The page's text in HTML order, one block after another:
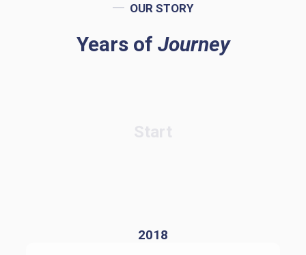
OUR STORY
Years of Journey
2018